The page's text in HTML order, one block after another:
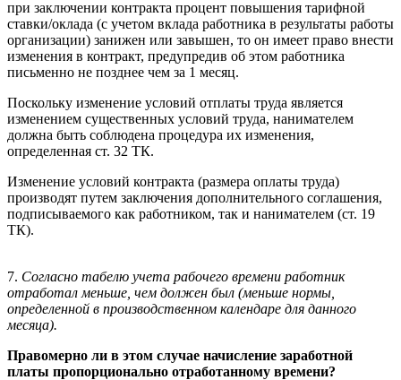
при заключении контракта процент повышения тарифной
ставки/оклада (с учетом вклада работника в результаты работы
организации) занижен или завышен, то он имеет право внести
изменения в контракт, предупредив об этом работника
письменно не позднее чем за 1 месяц.
Поскольку изменение условий отплаты труда является
изменением существенных условий труда, нанимателем
должна быть соблюдена процедура их изменения,
определенная ст. 32 ТК.
Изменение условий контракта (размера оплаты труда)
производят путем заключения дополнительного соглашения,
подписываемого как работником, так и нанимателем (ст. 19
ТК).
7. Согласно табелю учета рабочего времени работник
отработал меньше, чем должен был (меньше нормы,
определенной в производственном календаре для данного
месяца).
Правомерно ли в этом случае начисление заработной
платы пропорционально отработанному времени?